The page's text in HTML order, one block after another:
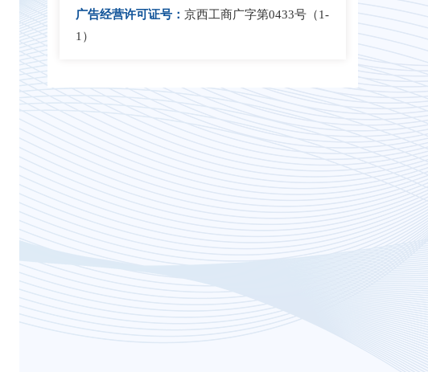
广告经营许可证号： 京西工商广字第0433号（1-
1）